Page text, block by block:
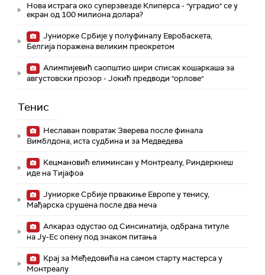
Нова истрага око суперзвезде Клиперса - "уградио" се у
екран од 100 милиона долара?
Јуниорке Србије у полуфиналу Евробаскета,
Белгија поражена великим преокретом
Алимпијевић саопштио шири списак кошаркаша за
августовски прозор - Јокић предводи "орлове"
Тенис
Неславан повратак Зверева после финала
Вимблдона, иста судбина и за Медведева
Кецмановић елиминсан у Монтреалу, Риндеркнеш
иде на Тијафоа
Јуниорке Србије првакиње Европе у тенису,
Мађарска срушена после два меча
Алкараз одустао од Синсинатија, одбрана титуле
на Ју-Ес опену под знаком питања
Крај за Међедовића на самом старту мастерса у
Монтреалу